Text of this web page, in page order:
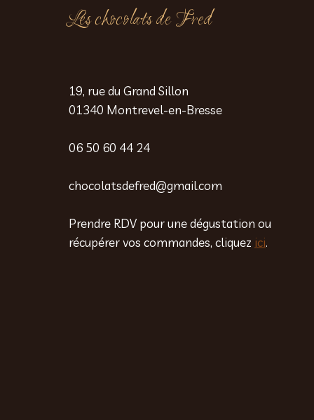
Les chocolats de Fred
19, rue du Grand Sillon
01340 Montrevel-en-Bresse
06 50 60 44 24
chocolatsdefred@gmail.com
Prendre RDV pour une dégustation ou
récupérer vos commandes, cliquez ici.